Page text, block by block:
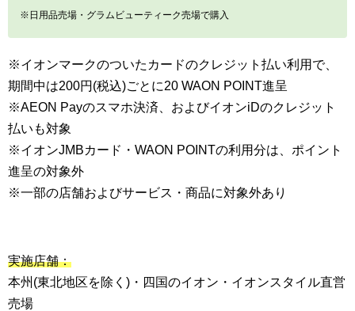
※日用品売場・グラムビューティーク売場で購入
※イオンマークのついたカードのクレジット払い利用で、
期間中は200円(税込)ごとに20 WAON POINT進呈
※AEON Payのスマホ決済、およびイオンiDのクレジット
払いも対象
※イオンJMBカード・WAON POINTの利用分は、ポイント
進呈の対象外
※一部の店舗およびサービス・商品に対象外あり
実施店舗：
本州(東北地区を除く)・四国のイオン・イオンスタイル直営
売場